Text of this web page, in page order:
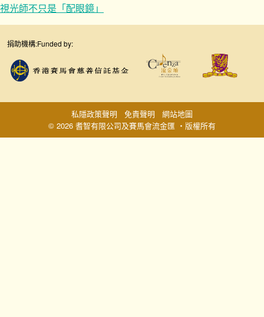
視光師不只是「配眼鏡」
捐助機構:Funded by:
© 2026 耆智有限公司及賽馬會流金匯 ‧版權所有
私隱政策聲明 免責聲明 網站地圖